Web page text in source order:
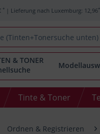
* | Lieferung nach Luxemburg: 12,96*
& TONER
Tinte & Toner
Ordnen & Registrieren